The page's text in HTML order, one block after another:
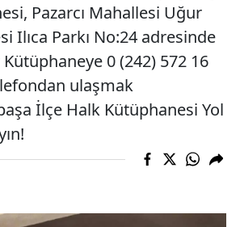
Pazarcı Mahallesi Uğur
Ilıca Parkı No:24 adresinde
0 (242) 572 16
ulaşmak
İlçe Halk Kütüphanesi Yol